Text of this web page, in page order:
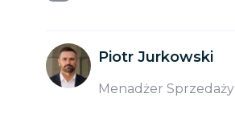
Piotr Jurkowski
Menadżer Sprzedaży